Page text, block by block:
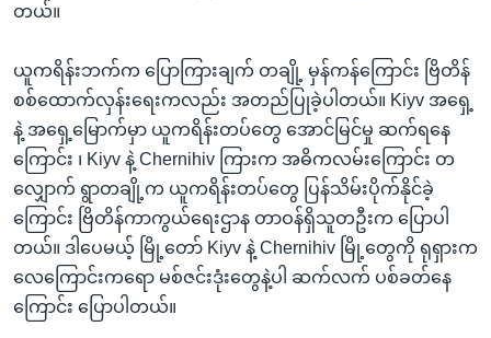
တယ်။
ယူကရိန်းဘက်က ပြောကြားချက် တချို့ မှန်ကန်ကြောင်း ဗြိတိန်
စစ်ထောက်လှန်းရေးကလည်း အတည်ပြုခဲ့ပါတယ်။ Kiyv အရှေ့
နဲ့ အရှေ့မြောက်မှာ ယူကရိန်းတပ်တွေ အောင်မြင်မှု ဆက်ရနေ
ကြောင်း ၊ Kiyv နဲ့ Chernihiv ကြားက အဓိကလမ်းကြောင်း တ
လျှောက် ရွာတချို့က ယူကရိန်းတပ်တွေ ပြန်သိမ်းပိုက်နိုင်ခဲ့
ကြောင်း ဗြိတိန်ကာကွယ်ရေးဌာန တာဝန်ရှိသူတဦးက ပြောပါ
တယ်။ ဒါပေမယ့် မြို့တော် Kiyv နဲ့ Chernihiv မြို့တွေကို ရုရှားက
လေကြောင်းကရော မစ်ဇင်းဒုံးတွေနဲ့ပါ ဆက်လက် ပစ်ခတ်နေ
ကြောင်း ပြောပါတယ်။